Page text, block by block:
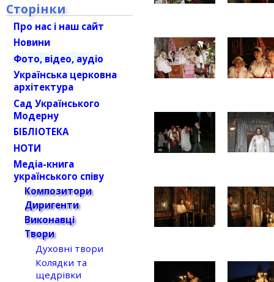
Сторінки
Про нас і наш сайт
Новини
Фото, відео, аудіо
Українська церковна
архітектура
Сад Українського
Модерну
БІБЛІОТЕКА
НОТИ
Медіа-книга
українського співу
Композитори
Диригенти
Виконавці
Твори
Духовні твори
Колядки та
щедрівки